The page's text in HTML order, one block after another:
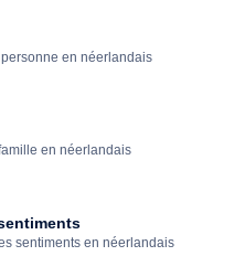
en néerlandais
en néerlandais
sentiments en néerlandais